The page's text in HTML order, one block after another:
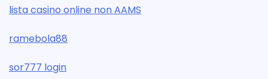
lista casino online non AAMS
ramebola88
sor777 login